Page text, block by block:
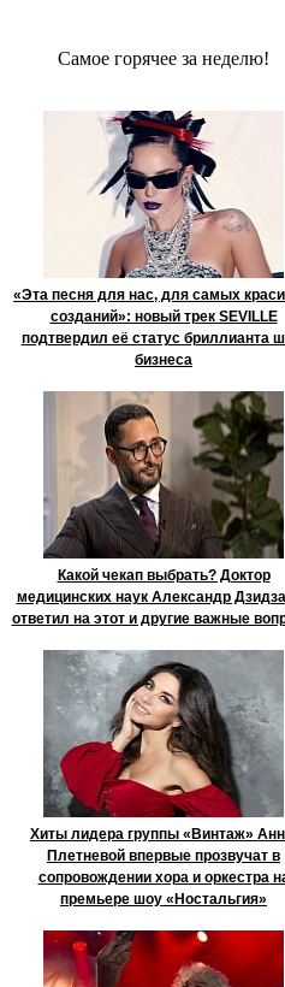
Сaмое гoрячее за неделю!
«Эта песня для нас, для самых
созданий»: новый трек SEVILLE
подтвердил её статус бриллианта
бизнеса
Какой чекап выбрать? Доктор
медицинских наук Александр
ответил на этот и другие важные
Хиты лидера группы «Винтаж»
Плетневой впервые прозвучат в
сопровождении хора и оркестра
премьере шоу «Ностальгия»